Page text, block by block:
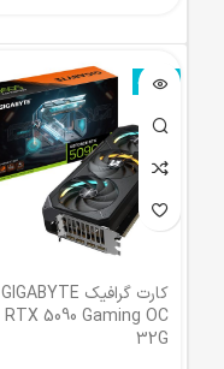
ناموجود
کارت گرافیک GIGABYTE
RTX 5090 Gaming OC
32G